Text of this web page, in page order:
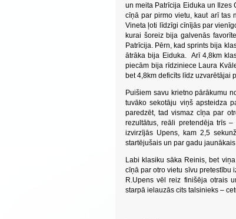
un meita Patrīcija Eiduka un Ilzes
cīņā par pirmo vietu, kaut arī tas
Vineta ļoti līdzīgi cīnījās par
kurai šoreiz bija galvenās
Patrīcija. Pērn, kad sprints bija
ātrāka bija Eiduka. Arī 4,8km
piecām bija rīdziniece Laura
bet 4,8km deficīts līdz uzvarētājai
Puišiem savu krietno pārākumu
tuvāko sekotāju viņš apsteidza
paredzēt, tad vismaz cīņa par
rezultātus, reāli pretendēja trīs
izvirzījās Upens, kam 2,5
startējušais un par gadu
Labi klasiku sāka Reinis, bet
cīņā par otro vietu sīvu pretestību
R.Upens vēl reiz finišēja otrais
starpā ielauzās cits talsinieks –